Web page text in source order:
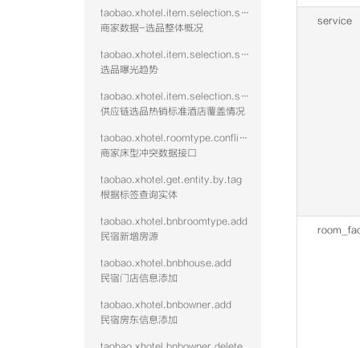
taobao.xhotel.item.selection.seller.stat.summary
商家数据-选品整体概况
taobao.xhotel.item.selection.seller.stat.exposure
选品曝光趋势
taobao.xhotel.item.selection.seller.stat.hotshid
供应链选品热销标准酒店覆盖情况
taobao.xhotel.roomtype.conflict.data
商家床型冲突数据接口
taobao.xhotel.get.entity.by.tag
根据标签查询实体
taobao.xhotel.bnbroomtype.add
民宿新增房源
taobao.xhotel.bnbhouse.add
民宿门店信息添加
taobao.xhotel.bnbowner.add
民宿房东信息添加
service